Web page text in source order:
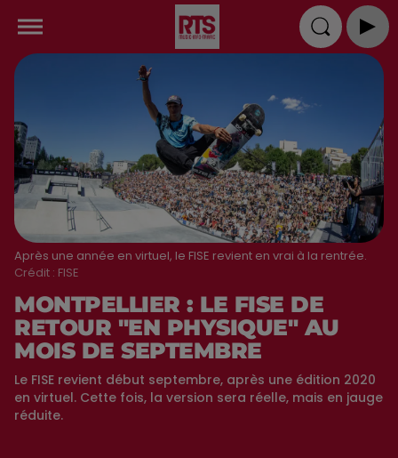
Après une année en virtuel, le FISE revient en vrai à la rentrée.
Crédit : FISE
MONTPELLIER : LE FISE DE
RETOUR "EN PHYSIQUE" AU
MOIS DE SEPTEMBRE
Le FISE revient début septembre, après une édition 2020
en virtuel. Cette fois, la version sera réelle, mais en jauge
réduite.